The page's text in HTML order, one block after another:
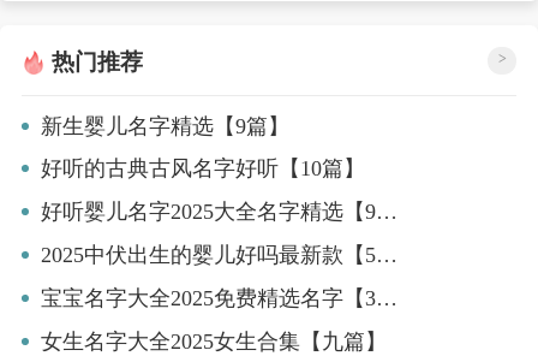
热门推荐 >
新生婴儿名字精选【9篇】
好听的古典古风名字好听【10篇】
好听婴儿名字2025大全名字精选【9篇】
2025中伏出生的婴儿好吗最新款【5篇】
宝宝名字大全2025免费精选名字【3篇】
女生名字大全2025女生合集【九篇】